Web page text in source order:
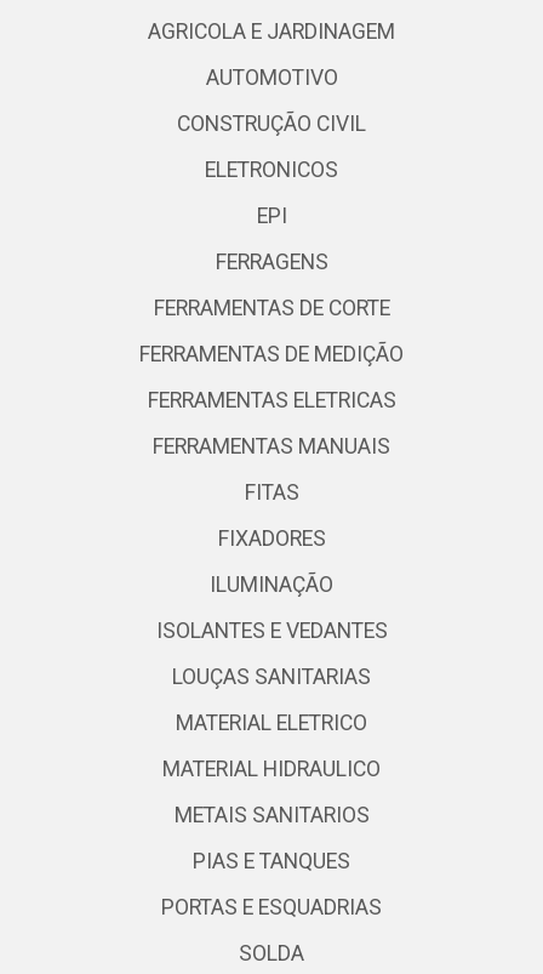
AGRICOLA E JARDINAGEM
AUTOMOTIVO
CONSTRUÇÃO CIVIL
ELETRONICOS
EPI
FERRAGENS
FERRAMENTAS DE CORTE
FERRAMENTAS DE MEDIÇÃO
FERRAMENTAS ELETRICAS
FERRAMENTAS MANUAIS
FITAS
FIXADORES
ILUMINAÇÃO
ISOLANTES E VEDANTES
LOUÇAS SANITARIAS
MATERIAL ELETRICO
MATERIAL HIDRAULICO
METAIS SANITARIOS
PIAS E TANQUES
PORTAS E ESQUADRIAS
SOLDA